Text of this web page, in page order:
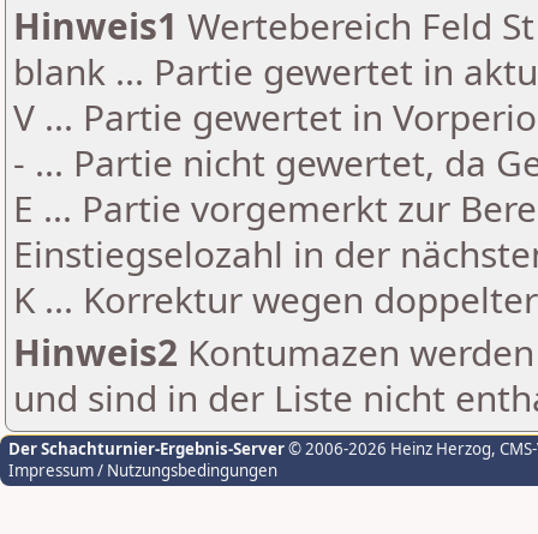
Hinweis1 Wertebereich Feld
blank ... Partie gewertet in
V ... Partie gewertet in
- ... Partie nicht gewertet, da
E ... Partie vorgemerkt zur
Einstiegselozahl in der
K ... Korrektur wegen
Hinweis2 Kontumazen
und sind in der Liste nicht
Der Schachturnier-Ergebnis-Server© 2006-2026 Heinz Herzog,
Impressum / Nutzungsbedingungen